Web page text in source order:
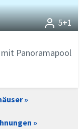
5+1
Panoramapool